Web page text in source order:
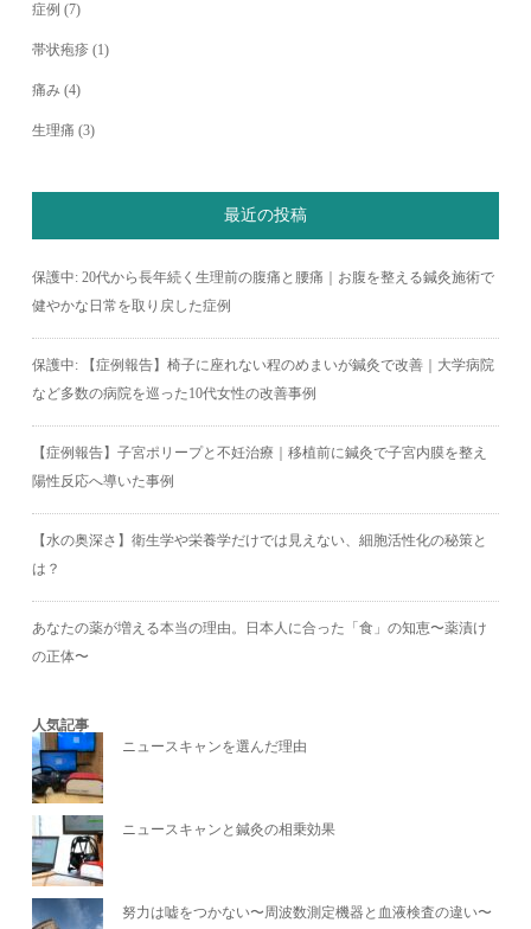
症例 (7)
帯状疱疹 (1)
痛み (4)
生理痛 (3)
最近の投稿
保護中: 20代から長年続く生理前の腹痛と腰痛｜お腹を整える鍼灸施術で
健やかな日常を取り戻した症例
保護中: 【症例報告】椅子に座れない程のめまいが鍼灸で改善｜大学病院
など多数の病院を巡った10代女性の改善事例
【症例報告】子宮ポリープと不妊治療｜移植前に鍼灸で子宮内膜を整え
陽性反応へ導いた事例
【水の奥深さ】衛生学や栄養学だけでは見えない、細胞活性化の秘策と
は？
あなたの薬が増える本当の理由。日本人に合った「食」の知恵〜薬漬け
の正体〜
人気記事
ニュースキャンを選んだ理由
ニュースキャンと鍼灸の相乗効果
努力は嘘をつかない〜周波数測定機器と血液検査の違い〜